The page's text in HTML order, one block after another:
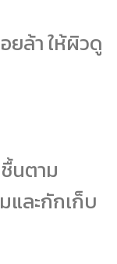
ล้า ให้ผิวดู
นตาม
และกักเก็บ